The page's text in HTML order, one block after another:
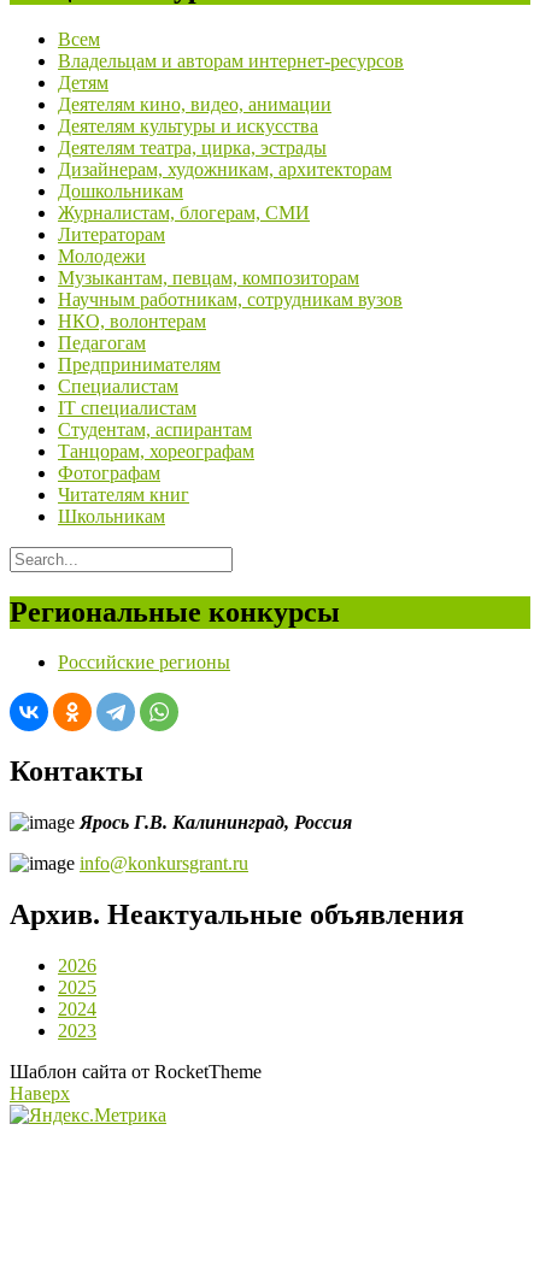
Всем
Владельцам и авторам интернет-ресурсов
Детям
Деятелям кино, видео, анимации
Деятелям культуры и искусства
Деятелям театра, цирка, эстрады
Дизайнерам, художникам, архитекторам
Дошкольникам
Журналистам, блогерам, СМИ
Литераторам
Молодежи
Музыкантам, певцам, композиторам
Научным работникам, сотрудникам вузов
НКО, волонтерам
Педагогам
Предпринимателям
Специалистам
IT специалистам
Студентам, аспирантам
Танцорам, хореографам
Фотографам
Читателям книг
Школьникам
Региональные конкурсы
Российские регионы
Контакты
Ярось Г.В. Калининград, Россия
info@konkursgrant.ru
Архив. Неактуальные объявления
2026
2025
2024
2023
Шаблон сайта от RocketTheme
Наверх